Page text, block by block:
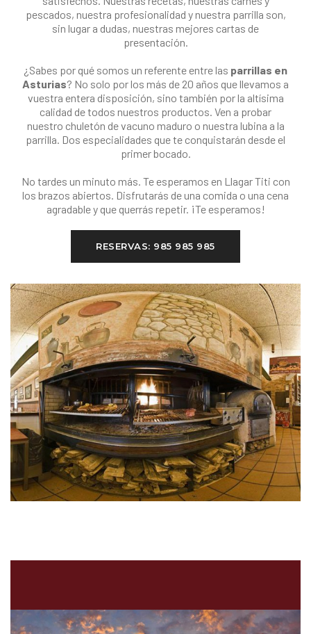
pescados, nuestra profesionalidad y nuestra parrilla son,
sin lugar a dudas, nuestras mejores cartas de
presentación.
¿Sabes por qué somos un referente entre las parrillas en
Asturias? No solo por los más de 20 años que llevamos a
vuestra entera disposición, sino también por la altísima
calidad de todos nuestros productos. Ven a probar
nuestro chuletón de vacuno maduro o nuestra lubina a la
parrilla. Dos especialidades que te conquistarán desde el
primer bocado.
No tardes un minuto más. Te esperamos en Llagar Titi con
los brazos abiertos. Disfrutarás de una comida o una cena
agradable y que querrás repetir. ¡Te esperamos!
RESERVAS: 985 985 985